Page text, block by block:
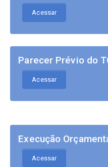
Acessar
Parecer Prévio do
Acessar
Execução
Acessar